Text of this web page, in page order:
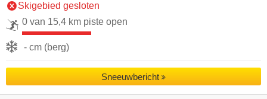
Skigebied gesloten
0 van 15,4 km piste open
- cm (berg)
Sneeuwbericht